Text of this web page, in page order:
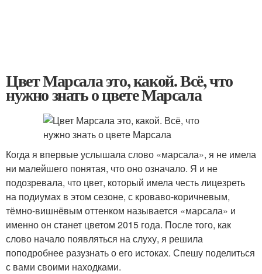
Цвет Марсала это, какой. Всё, что
нужно знать о цвете Марсала
Когда я впервые услышала слово «марсала», я не имела
ни малейшего понятая, что оно означало. Я и не
подозревала, что цвет, который имела честь лицезреть
на подиумах в этом сезоне, с кроваво-коричневым,
тёмно-вишнёвым оттенком называется «марсала» и
именно он станет цветом 2015 года. После того, как
слово начало появляться на слуху, я решила
поподробнее разузнать о его истоках. Спешу поделиться
с вами своими находками.